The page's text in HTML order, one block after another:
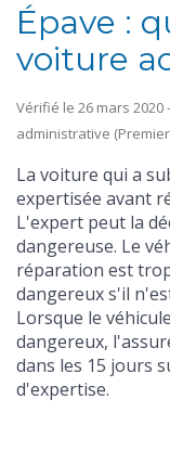
Épave :
voiture
Vérifié le 26 mars
administrative
La voiture qui a
expertisée avant
L'expert peut la
dangereuse. Le
réparation est
dangereux s'il
Lorsque le
dangereux,
dans les 15 jours
d'expertise.